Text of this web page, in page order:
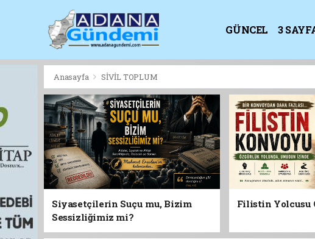
GÜNCEL 3
Anasayfa SİVİL TOPLUM
Siyasetçilerin Suçu mu, Bizim
Sessizliğimiz mi?
Filistin Yolcusu